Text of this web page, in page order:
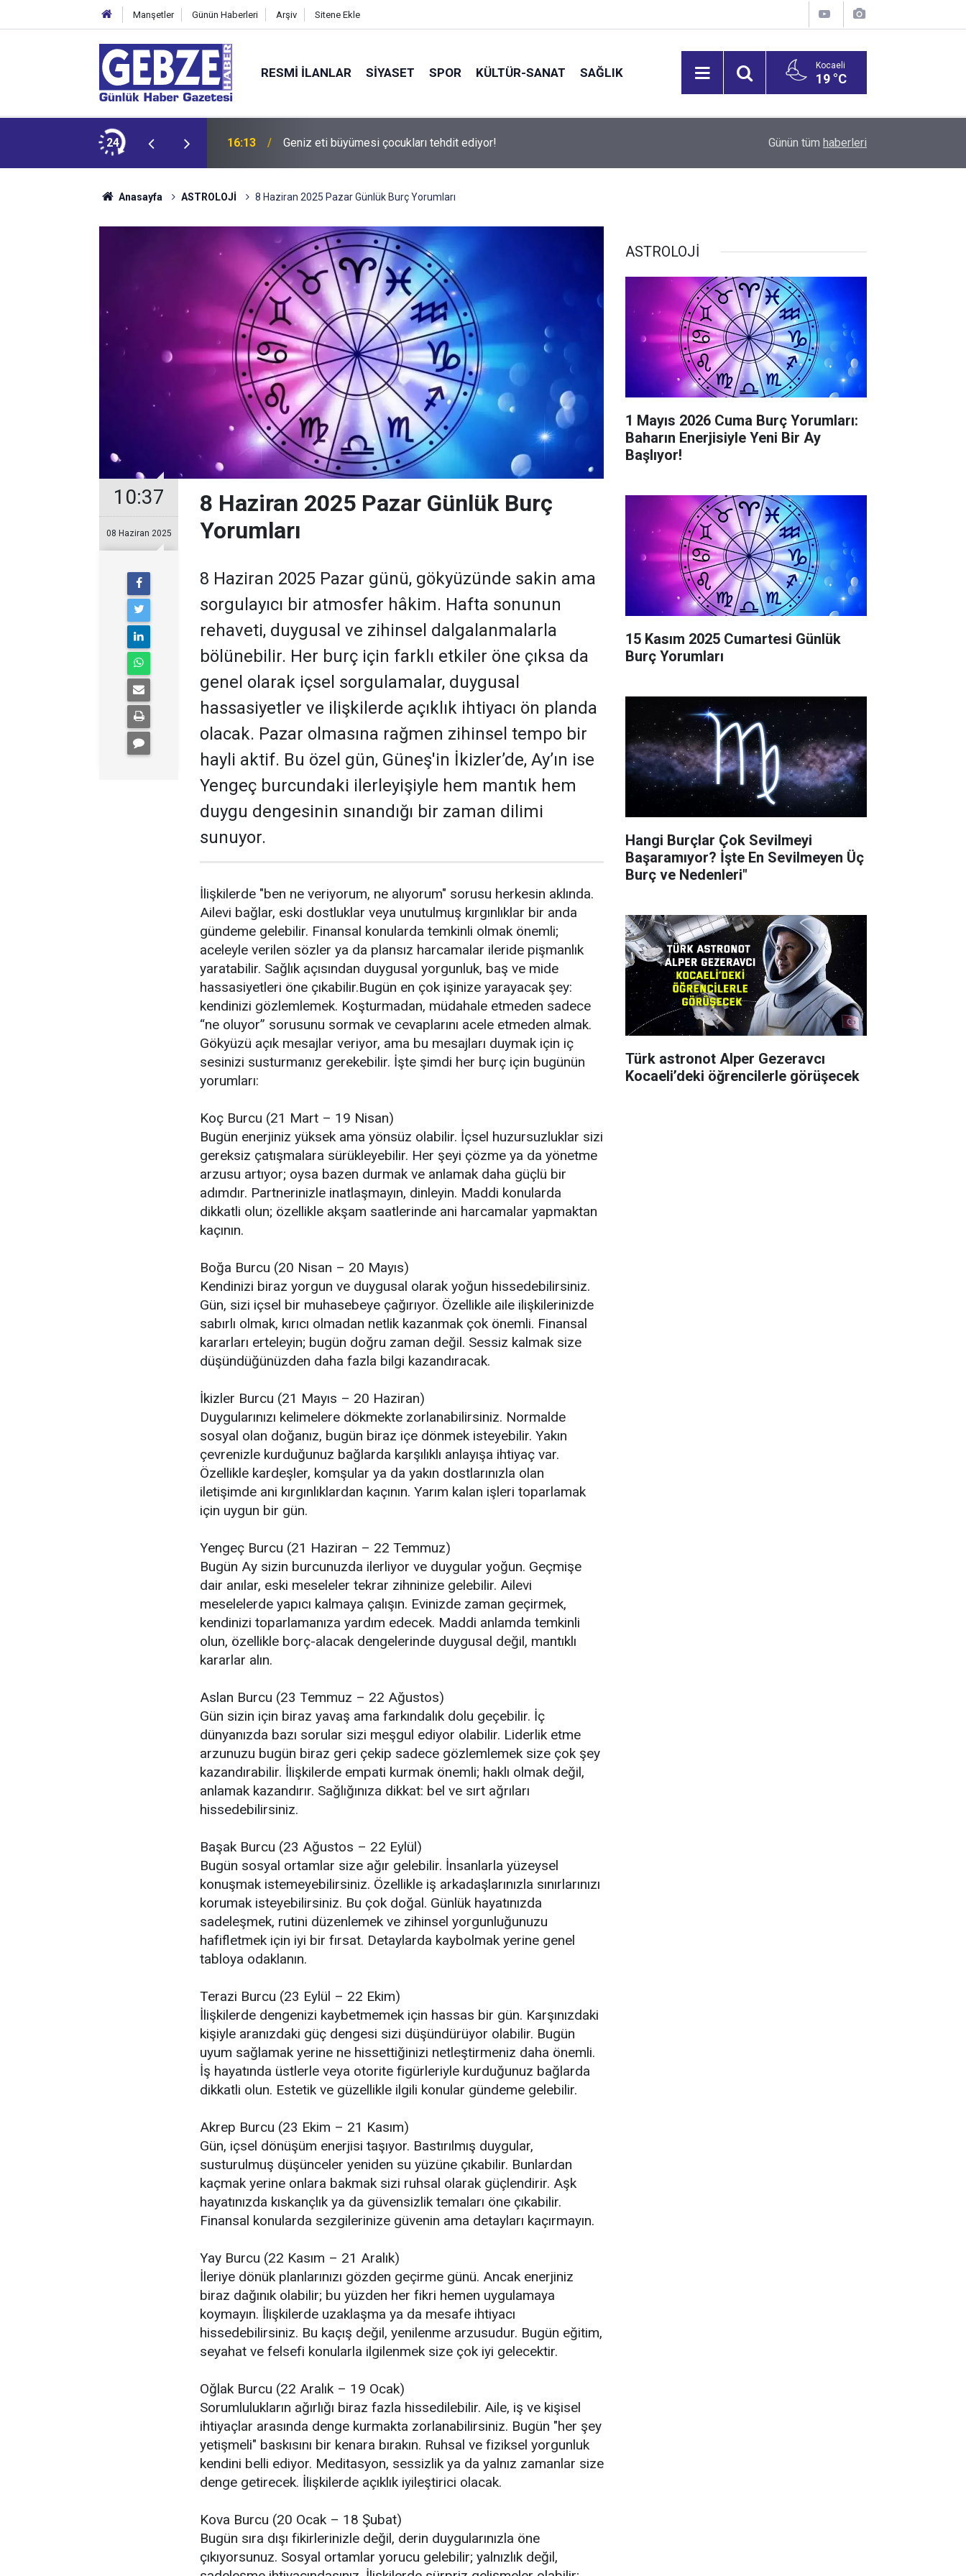
Manşetler Günün Haberleri Arşiv Sitene Ekle
RESMI İLANLAR SİYASET SPOR KÜLTÜR-SANAT SAĞLIK Kocaeli
19 °C
24 16:13 Geniz eti büyümesi çocukları tehdit ediyor! Bilişim 500 Araştırması’nın sonuçları açıklandı
Günün tüm haberleri
Anasayfa ASTROLOJİ 8 Haziran 2025 Pazar Günlük Burç Yorumları
10:37
08 Haziran 2025
8 Haziran 2025 Pazar Günlük Burç
Yorumları
8 Haziran 2025 Pazar günü, gökyüzünde sakin ama
sorgulayıcı bir atmosfer hâkim. Hafta sonunun
rehaveti, duygusal ve zihinsel dalgalanmalarla
bölünebilir. Her burç için farklı etkiler öne çıksa da
genel olarak içsel sorgulamalar, duygusal
hassasiyetler ve ilişkilerde açıklık ihtiyacı ön planda
olacak. Pazar olmasına rağmen zihinsel tempo bir
hayli aktif. Bu özel gün, Güneş'in İkizler’de, Ay’ın ise
Yengeç burcundaki ilerleyişiyle hem mantık hem
duygu dengesinin sınandığı bir zaman dilimi
sunuyor.
İlişkilerde "ben ne veriyorum, ne alıyorum" sorusu herkesin aklında.
Ailevi bağlar, eski dostluklar veya unutulmuş kırgınlıklar bir anda
gündeme gelebilir. Finansal konularda temkinli olmak önemli;
aceleyle verilen sözler ya da plansız harcamalar ileride pişmanlık
yaratabilir. Sağlık açısından duygusal yorgunluk, baş ve mide
hassasiyetleri öne çıkabilir.Bugün en çok işinize yarayacak şey:
kendinizi gözlemlemek. Koşturmadan, müdahale etmeden sadece
“ne oluyor” sorusunu sormak ve cevaplarını acele etmeden almak.
Gökyüzü açık mesajlar veriyor, ama bu mesajları duymak için iç
sesinizi susturmanız gerekebilir. İşte şimdi her burç için bugünün
yorumları:
Koç Burcu (21 Mart – 19 Nisan)
Bugün enerjiniz yüksek ama yönsüz olabilir. İçsel huzursuzluklar sizi
gereksiz çatışmalara sürükleyebilir. Her şeyi çözme ya da yönetme
arzusu artıyor; oysa bazen durmak ve anlamak daha güçlü bir
adımdır. Partnerinizle inatlaşmayın, dinleyin. Maddi konularda
dikkatli olun; özellikle akşam saatlerinde ani harcamalar yapmaktan
kaçının.
Boğa Burcu (20 Nisan – 20 Mayıs)
Kendinizi biraz yorgun ve duygusal olarak yoğun hissedebilirsiniz.
Gün, sizi içsel bir muhasebeye çağırıyor. Özellikle aile ilişkilerinizde
sabırlı olmak, kırıcı olmadan netlik kazanmak çok önemli. Finansal
kararları erteleyin; bugün doğru zaman değil. Sessiz kalmak size
düşündüğünüzden daha fazla bilgi kazandıracak.
İkizler Burcu (21 Mayıs – 20 Haziran)
Duygularınızı kelimelere dökmekte zorlanabilirsiniz. Normalde
sosyal olan doğanız, bugün biraz içe dönmek isteyebilir. Yakın
çevrenizle kurduğunuz bağlarda karşılıklı anlayışa ihtiyaç var.
Özellikle kardeşler, komşular ya da yakın dostlarınızla olan
iletişimde ani kırgınlıklardan kaçının. Yarım kalan işleri toparlamak
için uygun bir gün.
Yengeç Burcu (21 Haziran – 22 Temmuz)
Bugün Ay sizin burcunuzda ilerliyor ve duygular yoğun. Geçmişe
dair anılar, eski meseleler tekrar zihninize gelebilir. Ailevi
meselelerde yapıcı kalmaya çalışın. Evinizde zaman geçirmek,
kendinizi toparlamanıza yardım edecek. Maddi anlamda temkinli
olun, özellikle borç-alacak dengelerinde duygusal değil, mantıklı
kararlar alın.
Aslan Burcu (23 Temmuz – 22 Ağustos)
Gün sizin için biraz yavaş ama farkındalık dolu geçebilir. İç
dünyanızda bazı sorular sizi meşgul ediyor olabilir. Liderlik etme
arzunuzu bugün biraz geri çekip sadece gözlemlemek size çok şey
kazandırabilir. İlişkilerde empati kurmak önemli; haklı olmak değil,
anlamak kazandırır. Sağlığınıza dikkat: bel ve sırt ağrıları
hissedebilirsiniz.
Başak Burcu (23 Ağustos – 22 Eylül)
Bugün sosyal ortamlar size ağır gelebilir. İnsanlarla yüzeysel
konuşmak istemeyebilirsiniz. Özellikle iş arkadaşlarınızla sınırlarınızı
korumak isteyebilirsiniz. Bu çok doğal. Günlük hayatınızda
sadeleşmek, rutini düzenlemek ve zihinsel yorgunluğunuzu
hafifletmek için iyi bir fırsat. Detaylarda kaybolmak yerine genel
tabloya odaklanın.
Terazi Burcu (23 Eylül – 22 Ekim)
İlişkilerde dengenizi kaybetmemek için hassas bir gün. Karşınızdaki
kişiyle aranızdaki güç dengesi sizi düşündürüyor olabilir. Bugün
uyum sağlamak yerine ne hissettiğinizi netleştirmeniz daha önemli.
İş hayatında üstlerle veya otorite figürleriyle kurduğunuz bağlarda
dikkatli olun. Estetik ve güzellikle ilgili konular gündeme gelebilir.
Akrep Burcu (23 Ekim – 21 Kasım)
Gün, içsel dönüşüm enerjisi taşıyor. Bastırılmış duygular,
susturulmuş düşünceler yeniden su yüzüne çıkabilir. Bunlardan
kaçmak yerine onlara bakmak sizi ruhsal olarak güçlendirir. Aşk
hayatınızda kıskançlık ya da güvensizlik temaları öne çıkabilir.
Finansal konularda sezgilerinize güvenin ama detayları kaçırmayın.
Yay Burcu (22 Kasım – 21 Aralık)
İleriye dönük planlarınızı gözden geçirme günü. Ancak enerjiniz
biraz dağınık olabilir; bu yüzden her fikri hemen uygulamaya
koymayın. İlişkilerde uzaklaşma ya da mesafe ihtiyacı
hissedebilirsiniz. Bu kaçış değil, yenilenme arzusudur. Bugün eğitim,
seyahat ve felsefi konularla ilgilenmek size çok iyi gelecektir.
Oğlak Burcu (22 Aralık – 19 Ocak)
Sorumlulukların ağırlığı biraz fazla hissedilebilir. Aile, iş ve kişisel
ihtiyaçlar arasında denge kurmakta zorlanabilirsiniz. Bugün "her şey
yetişmeli" baskısını bir kenara bırakın. Ruhsal ve fiziksel yorgunluk
kendini belli ediyor. Meditasyon, sessizlik ya da yalnız zamanlar size
denge getirecek. İlişkilerde açıklık iyileştirici olacak.
Kova Burcu (20 Ocak – 18 Şubat)
Bugün sıra dışı fikirlerinizle değil, derin duygularınızla öne
çıkıyorsunuz. Sosyal ortamlar yorucu gelebilir; yalnızlık değil,
ASTROLOJİ
1 Mayıs 2026 Cuma Burç Yorumları:
Baharın Enerjisiyle Yeni Bir Ay
Başlıyor!
15 Kasım 2025 Cumartesi Günlük
Burç Yorumları
Hangi Burçlar Çok Sevilmeyi
Başaramıyor? İşte En Sevilmeyen Üç
Burç ve Nedenleri"
Türk astronot Alper Gezeravcı
Kocaeli’deki öğrencilerle görüşecek